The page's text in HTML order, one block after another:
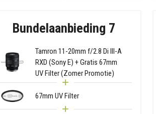
Bundelaanbieding 7
Tamron 11-20mm f/2.8 Di III-A
RXD (Sony E) + Gratis 67mm
UV Filter (Zomer Promotie)
67mm UV Filter